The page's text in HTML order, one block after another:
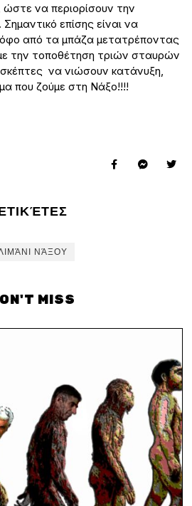
ώστε να περιορίσουν την
επίσης είναι να
από τα μπάζα μετατρέποντας
την τοποθέτηση τριών σταυρών
να νιώσουν κατάνυξη,
που ζούμε στη Νάξο!!!!
ΝΆΞΟΥ
MISS